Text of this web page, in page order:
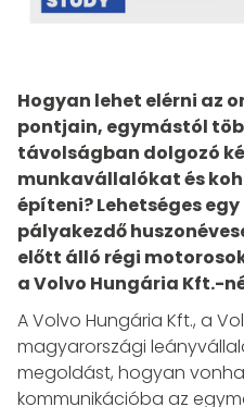
Hogyan lehet elérni az
pontjain, egymástól
távolságban dolgozó
munkavállalókat és
építeni? Lehetséges
pályakezdő
előtt álló régi
a Volvo Hungária Kft.-
A Volvo Hungária Kft., a
magyarországi
megoldást, hogyan
kommunikációba az